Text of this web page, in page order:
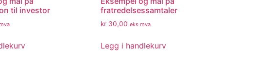
til investor
fratredelsessamtaler
kr30,00 eks mva
Legg i handlekurv